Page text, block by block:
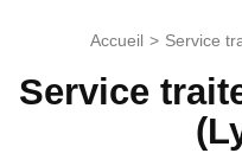
Accueil > Service
Service